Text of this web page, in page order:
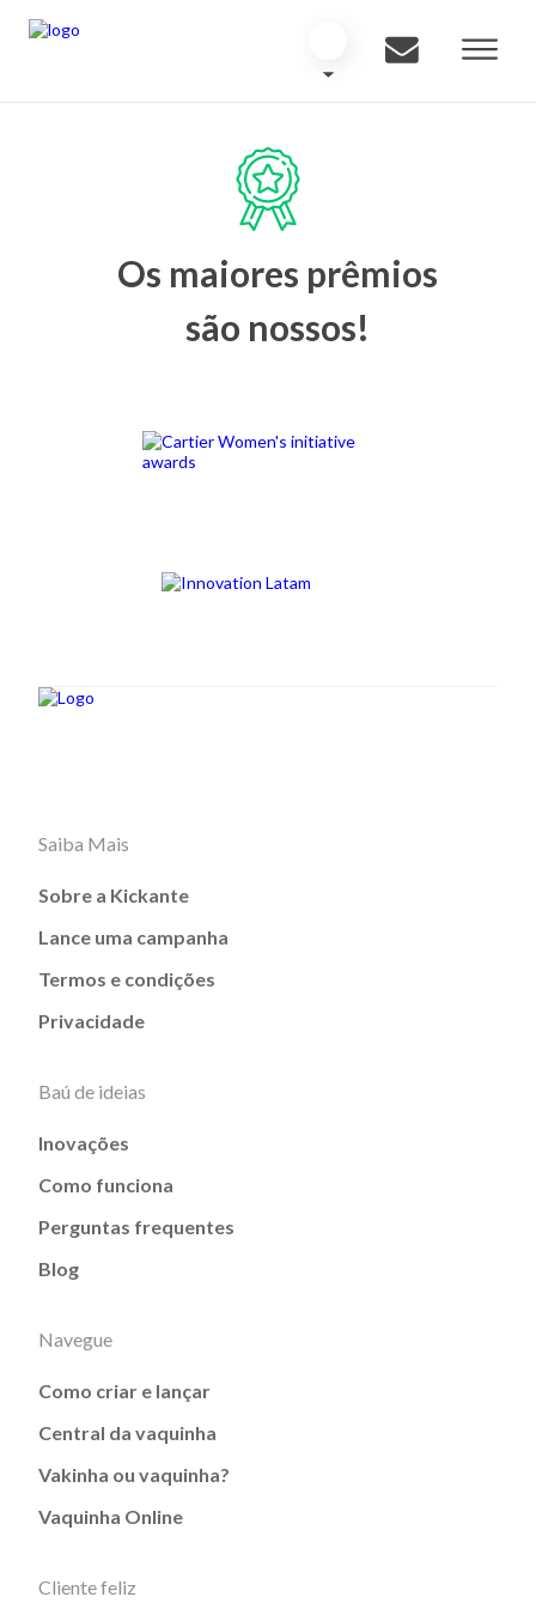
Os maiores prêmios
são nossos!
Saiba Mais
Sobre a Kickante
Lance uma campanha
Termos e condições
Privacidade
Baú de ideias
Inovações
Como funciona
Perguntas frequentes
Blog
Navegue
Como criar e lançar
Central da vaquinha
Vakinha ou vaquinha?
Vaquinha Online
Cliente feliz